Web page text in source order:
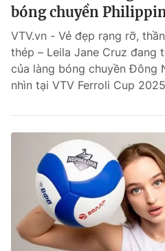
bóng chuyền
VTV.vn - Vẻ đẹp rạng rỡ,
thép – Leila Jane Cruz đang
của làng bóng chuyền Đông
nhìn tại VTV Ferroli Cup